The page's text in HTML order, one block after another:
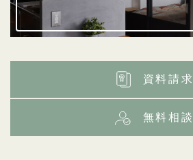
資料請求
無料相談